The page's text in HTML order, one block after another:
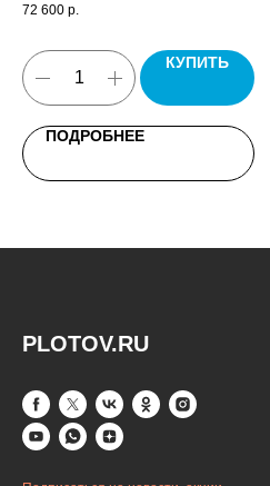
крепежных кронштейнов, паспорт.
72 600 р.
КУПИТЬ
ПОДРОБНЕЕ
PLOTOV.RU